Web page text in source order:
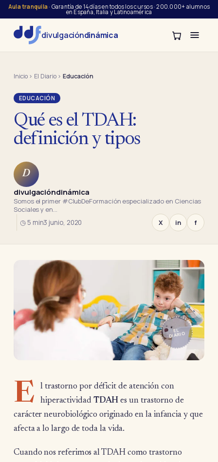
Aula tranquila· Garantía de 14 días en todos los cursos · 200.000+ alumnos
en España, Italia y Latinoamérica
divulgacióndinámica
Inicio› El Diario›Educación
EDUCACIÓN
Qué es el TDAH:
definición y tipos
D
divulgacióndinámica
Somos el primer #ClubDeFormación especializado en Ciencias
Sociales y en…
◷ 5 min3 junio, 2020 X in f
EL
DIARIO
E
l trastorno por déficit de atención con
hiperactividad TDAH es un trastorno de
carácter neurobiológico originado en la infancia y que
afecta a lo largo de toda la vida.
Cuando nos referimos al TDAH como trastorno